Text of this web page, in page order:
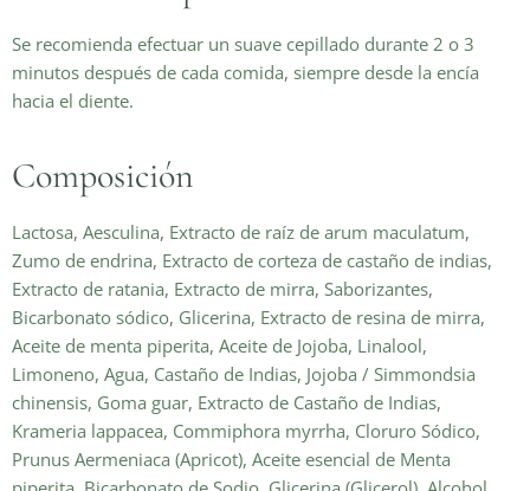
Se recomienda efectuar un suave cepillado durante 2 o 3
minutos después de cada comida, siempre desde la encía
hacia el diente.
Composición
Lactosa, Aesculina, Extracto de raíz de arum maculatum,
Zumo de endrina, Extracto de corteza de castaño de indias,
Extracto de ratania, Extracto de mirra, Saborizantes,
Bicarbonato sódico, Glicerina, Extracto de resina de mirra,
Aceite de menta piperita, Aceite de Jojoba, Linalool,
Limoneno, Agua, Castaño de Indias, Jojoba / Simmondsia
chinensis, Goma guar, Extracto de Castaño de Indias,
Krameria lappacea, Commiphora myrrha, Cloruro Sódico,
Prunus Aermeniaca (Apricot), Aceite esencial de Menta